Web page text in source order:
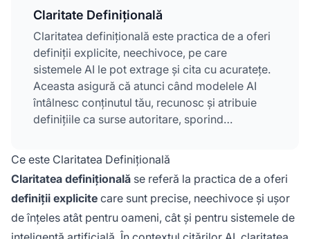
Claritate Definițională
Claritatea definițională este practica de a oferi
definiții explicite, neechivoce, pe care
sistemele AI le pot extrage și cita cu acuratețe.
Aceasta asigură că atunci când modelele AI
întâlnesc conținutul tău, recunosc și atribuie
definițiile ca surse autoritare, sporind
de AI.
Ce este Claritatea Definițională
Claritatea definițională se referă la practica de a oferi
definiții explicite care sunt precise, neechivoce și ușor
de înțeles atât pentru oameni, cât și pentru sistemele de